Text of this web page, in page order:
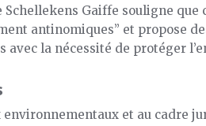
Gaiffe souligne que
antinomiques” et propose
la nécessité de protéger
et au cadre